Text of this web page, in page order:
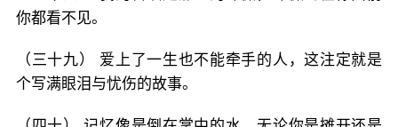
你都看不见。
（三十九） 爱上了一生也不能牵手的人，这注定就是
个写满眼泪与忧伤的故事。